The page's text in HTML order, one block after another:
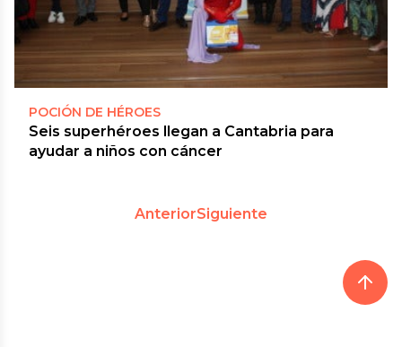
POCIÓN DE HÉROES
Seis superhéroes llegan a Cantabria para
ayudar a niños con cáncer
AnteriorSiguiente